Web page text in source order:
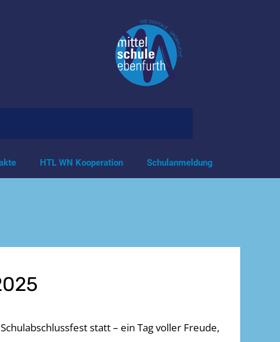
HTL WN Kooperation Schulanmeldung
statt – ein Tag voller Freude,